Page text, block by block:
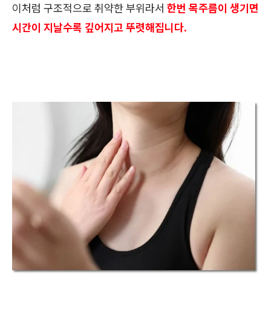
이처럼 구조적으로 취약한 부위라서 한번 목주름이 생기면
시간이 지날수록 깊어지고 뚜렷해집니다.